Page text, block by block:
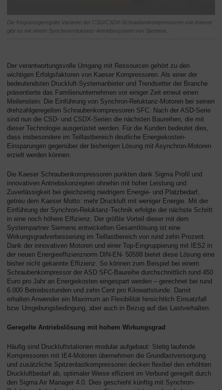
Die frequenzgeregelte Variante der CSD/CSDX-Schraubenkompressoren von Kaeser
gibt es mit einem Synchronreluktanz-Antriebssystem von Siemens.
Der verantwortungsvolle Umgang mit Ressourcen gehört zu den
wichtigen Erfolgsfaktoren von Kaeser Kompressoren. Als einer der
bedeutendsten Druckluft-Systemanbieter und Trendsetter der Branche
präsentierte das Familienunternehmen vor einiger Zeit erneut einen
Meilenstein: Die Einführung von Synchron-Reluktanz-Motoren bei seinen
drehzahlgeregelten Schraubenkompressoren SFC. Nach der ASD-Serie
sind nun die CSD- und CSDX-Serien die nächsten Baureihen, die mit
dieser Technologie ausgerüstet werden. Für die Kunden bedeutet dies,
dass insbesondere im Teillastbereich deutliche Energiekosten-
Einsparungen gegenüber der bisherigen Lösung mit Asynchron-Motoren
erzielt werden können.
Die Kaeser Schraubenkompressoren punkten dank Sigma Profil und
innovativen Antriebskonzepten ohnehin mit hoher Leistung und
Zuverlässigkeit bei gleichzeitig niedrigem Energie- und Platzbedarf,
getreu dem Kaeser Motto: mehr Druckluft mit weniger Energie. Mit der
Einführung der Synchron-Reluktanz-Technik erfolgte der nächste Schritt
in eine noch höhere Effizienz. Der größte Vorteil dieser mit dem
Systempartner Siemens entwickelten Gesamtlösung ist eine
Wirkungsgradverbesserung im Teillastbereich von rund zehn Prozent.
Dank der innovativen Motoren und einer Top-Eingruppierung mit IES2 in
der neuen Energieeffizienznorm DIN-EN- 50598 bietet diese Lösung eine
bisher nicht gekannte Effizienz. So können zum Beispiel bei einem
Schraubenkompressor der ASD SFC-Baureihe durchschnittlich rund 450
Euro pro Jahr an Energiekosten eingespart werden – gerechnet bei rund
6.000 Betriebsstunden und zehn Cent pro Kilowattstunde. Damit
erhalten Anwender ein Maximum an Flexibilität hinsichtlich Einsatzfall
bzw. Umgebungsbedingung, aber auch in Bezug auf das Lastverhalten.
Geregelte Antriebslösung mit hohem Wirkungsgrad
Häufig sind Druckluftstationen modular aufgebaut: Stetig laufende
Kompressoren mit IE4-Motoren übernehmen die Grundlastversorgung
und zusätzliche Spitzenlastkompressoren decken flexibel den erhöhten
Druckluftbedarf ab, optimaler Weise effizient im Verbund geregelt durch
den Sigma Air Manager 4.0. Dies geschieht künftig mit Synchron-